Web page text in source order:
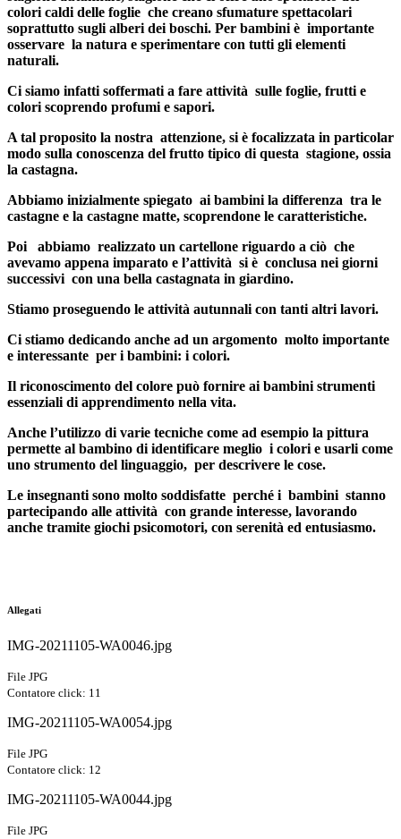
colori caldi delle foglie che creano sfumature spettacolari
soprattutto sugli alberi dei boschi. Per bambini è importante
osservare la natura e sperimentare con tutti gli elementi
naturali.
Ci siamo infatti soffermati a fare attività sulle foglie, frutti e
colori scoprendo profumi e sapori.
A tal proposito la nostra attenzione, si è focalizzata in particolar
modo sulla conoscenza del frutto tipico di questa stagione, ossia
la castagna.
Abbiamo inizialmente spiegato ai bambini la differenza tra le
castagne e la castagne matte, scoprendone le caratteristiche.
Poi abbiamo realizzato un cartellone riguardo a ciò che
avevamo appena imparato e l’attività si è conclusa nei giorni
successivi con una bella castagnata in giardino.
Stiamo proseguendo le attività autunnali con tanti altri lavori.
Ci stiamo dedicando anche ad un argomento molto importante
e interessante per i bambini: i colori.
Il riconoscimento del colore può fornire ai bambini strumenti
essenziali di apprendimento nella vita.
Anche l’utilizzo di varie tecniche come ad esempio la pittura
permette al bambino di identificare meglio i colori e usarli come
uno strumento del linguaggio, per descrivere le cose.
Le insegnanti sono molto soddisfatte perché i bambini stanno
partecipando alle attività con grande interesse, lavorando
anche tramite giochi psicomotori, con serenità ed entusiasmo.
Allegati
IMG-20211105-WA0046.jpg
File JPG
Contatore click: 11
IMG-20211105-WA0054.jpg
File JPG
Contatore click: 12
IMG-20211105-WA0044.jpg
File JPG